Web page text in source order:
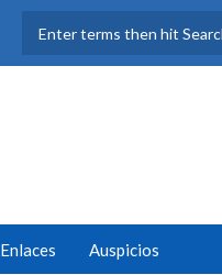
FORMULARIO
Enlaces Auspicios